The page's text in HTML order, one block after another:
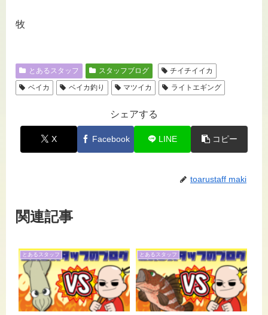
牧
とあるスタッフ スタッフブログ
チイチイイカ
ベイカ
ベイカ釣り マツイカ ライトエギング
シェアする
X Facebook LINE コピー
toarustaff maki
関連記事
とあるスタッフ とあるスタッフ